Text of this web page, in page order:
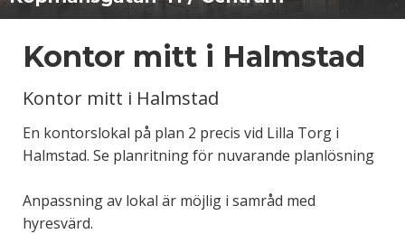
Kontor mitt i Halmstad
Kontor mitt i Halmstad
En kontorslokal på plan 2 precis vid Lilla Torg i
Halmstad. Se planritning för nuvarande planlösning
Anpassning av lokal är möjlig i samråd med
hyresvärd.